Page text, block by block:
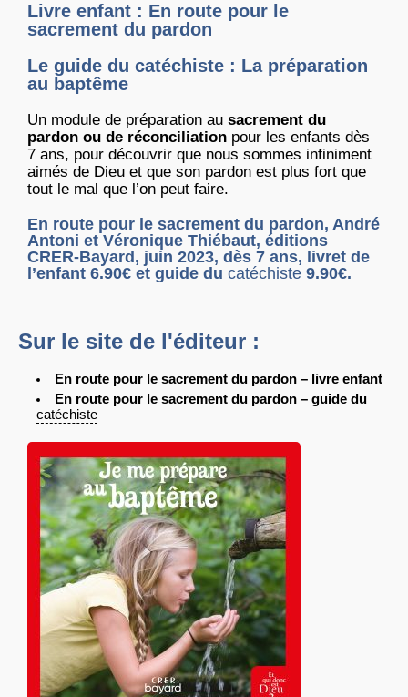
Livre enfant : En route pour le
sacrement du pardon
Le guide du catéchiste : La préparation
au baptême
Un module de préparation au sacrement du
pardon ou de réconciliation pour les enfants dès
7 ans, pour découvrir que nous sommes infiniment
aimés de Dieu et que son pardon est plus fort que
tout le mal que l’on peut faire.
En route pour le sacrement du pardon, André
Antoni et Véronique Thiébaut, éditions
CRER-Bayard, juin 2023, dès 7 ans, livret de
l’enfant 6.90€ et guide du catéchiste 9.90€.
Sur le site de l'éditeur :
En route pour le sacrement du pardon – livre enfant
En route pour le sacrement du pardon – guide du
catéchiste